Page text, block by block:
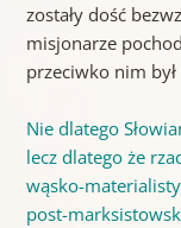
zostały dość
misjonarze
przeciwko nim
Nie dlatego
lecz dlatego że
wąsko-
post-